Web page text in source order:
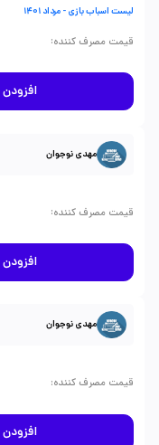
لیست اسباب بازی - مرداد 1401
قیمت مصرف کننده:
افزودن به
مهدی نوجوان
قیمت مصرف کننده:
افزودن به
مهدی نوجوان
قیمت مصرف کننده:
افزودن به